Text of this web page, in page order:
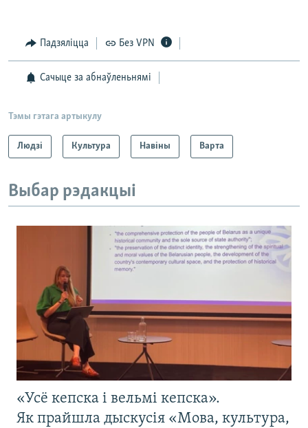
Падзяліцца Без VPN
Сачыце за абнаўленьнямі
Тэмы гэтага артыкулу
Людзі Культура Навіны Варта
Выбар рэдакцыі
«Усё кепска і вельмі кепска».
Як прайшла дыскусія «Мова, культура,